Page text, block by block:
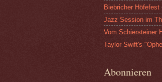
Biebricher Höfefest
Jazz Session im
Vom Schiersteiner
Taylor Swift's
Abonnieren